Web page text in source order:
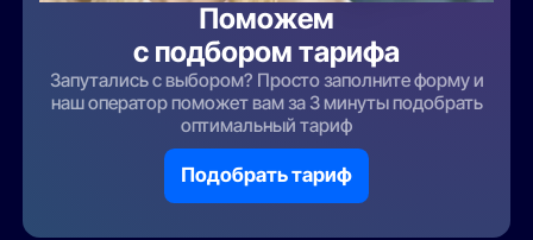
Поможем
с подбором тарифа
Запутались с выбором? Просто заполните форму и
наш оператор поможет вам за 3 минуты подобрать
оптимальный тариф
Подобрать тариф